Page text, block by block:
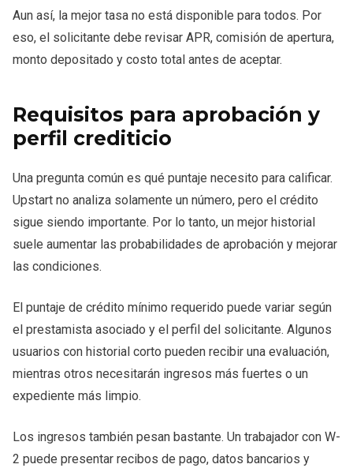
Aun así, la mejor tasa no está disponible para todos. Por
eso, el solicitante debe revisar APR, comisión de apertura,
monto depositado y costo total antes de aceptar.
Requisitos para aprobación y
perfil crediticio
Una pregunta común es qué puntaje necesito para calificar.
Upstart no analiza solamente un número, pero el crédito
sigue siendo importante. Por lo tanto, un mejor historial
suele aumentar las probabilidades de aprobación y mejorar
las condiciones.
El puntaje de crédito mínimo requerido puede variar según
el prestamista asociado y el perfil del solicitante. Algunos
usuarios con historial corto pueden recibir una evaluación,
mientras otros necesitarán ingresos más fuertes o un
expediente más limpio.
Los ingresos también pesan bastante. Un trabajador con W-
2 puede presentar recibos de pago, datos bancarios y